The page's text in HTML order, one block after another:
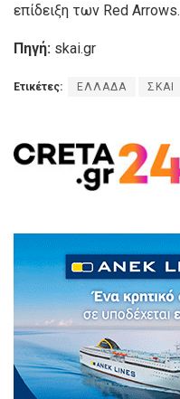
επίδειξη των Red Arrows.
Πηγή: skai.gr
Ετικέτες: ΕΛΛΑΔΑ ΣΚΑΙ